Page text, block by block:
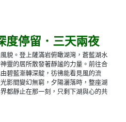
度停留．三天兩夜
貌。登上薩滿岩俯瞰湖灣，蒼藍湖水
靈的居所散發著靜謐的力量。前往合
碧藍漸轉深靛，彷彿能看見風的流
影間變幻無窮，夕陽灑落時，整座湖
都靜止在那一刻，只剩下湖與心的共